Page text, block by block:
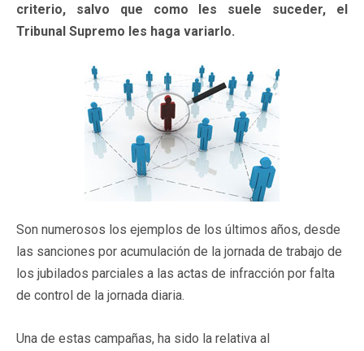
criterio, salvo que como les suele suceder, el
Tribunal Supremo les haga variarlo.
Son numerosos los ejemplos de los últimos años, desde
las sanciones por acumulación de la jornada de trabajo de
los jubilados parciales a las actas de infracción por falta
de control de la jornada diaria.
Una de estas campañas, ha sido la relativa al